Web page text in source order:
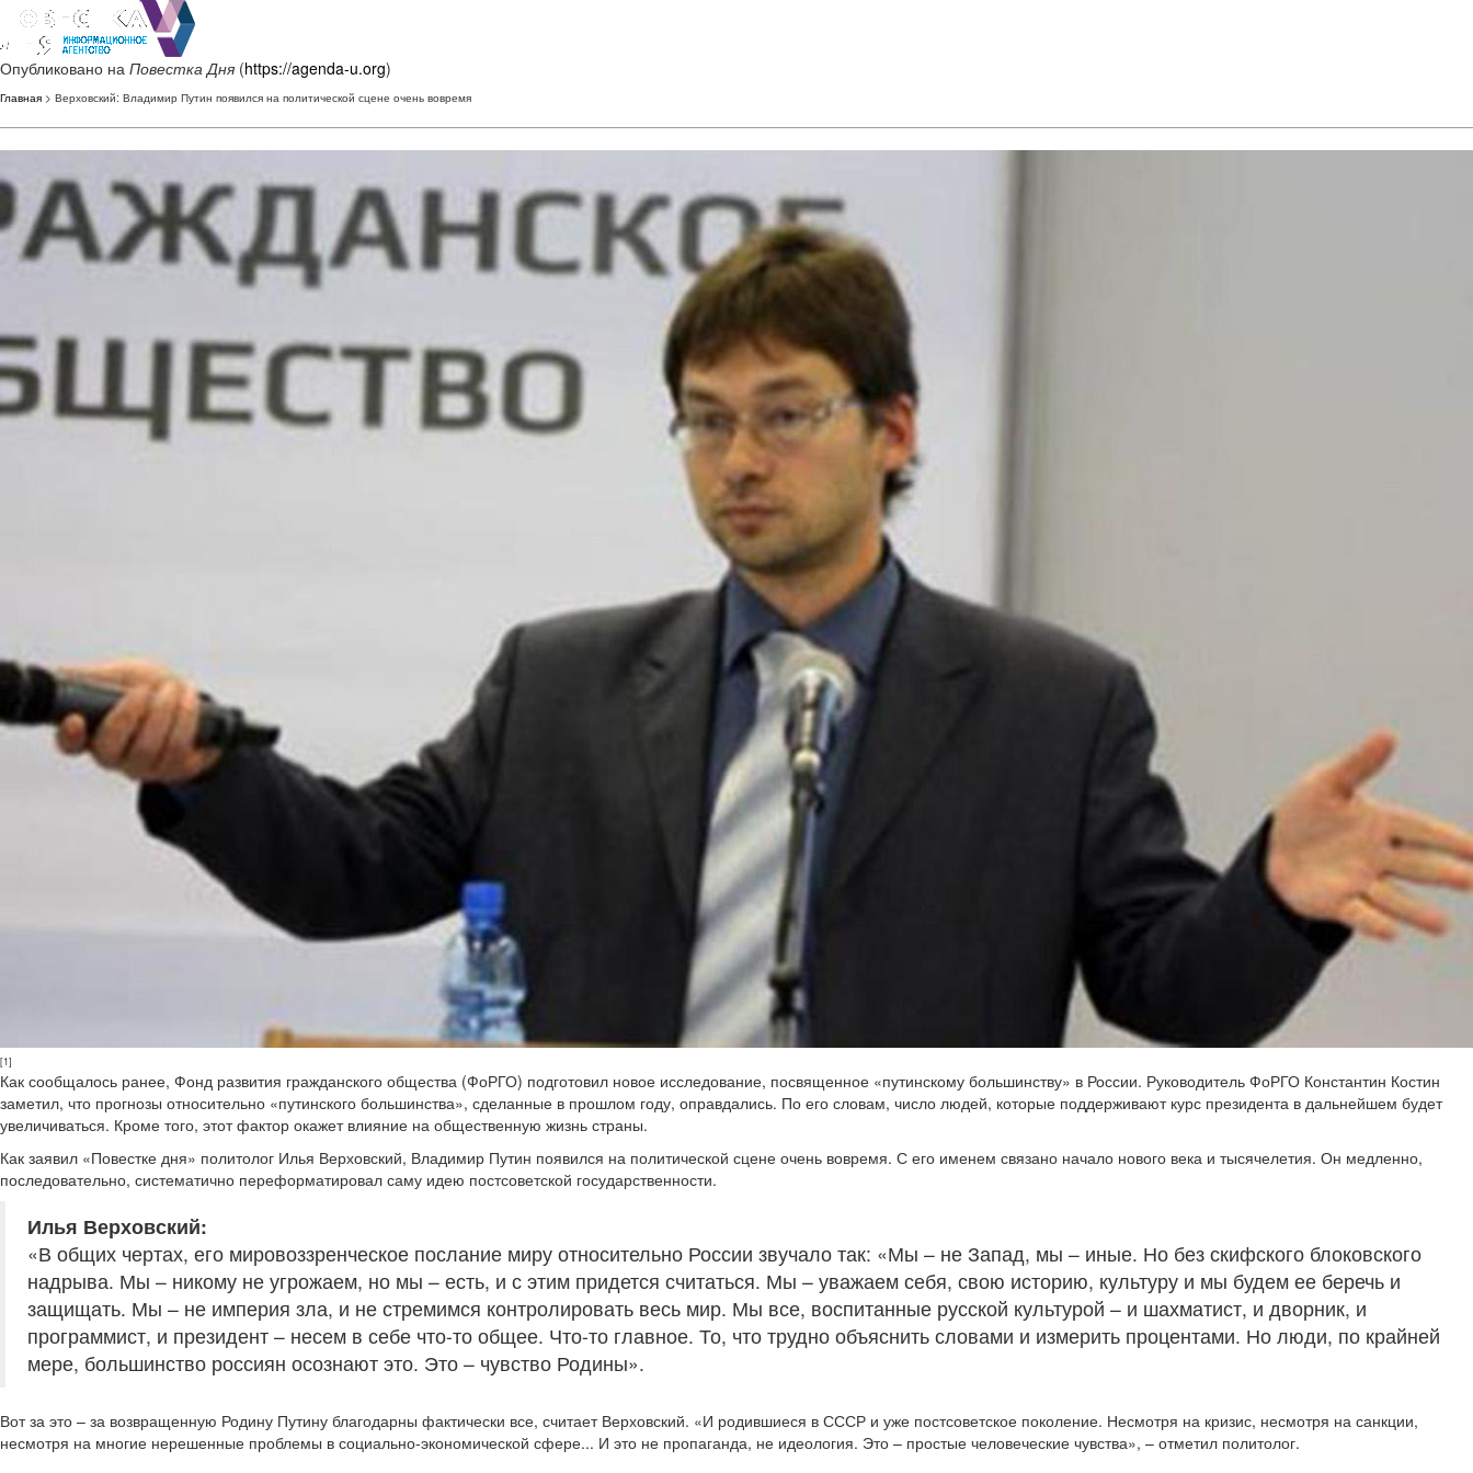
Опубликовано на Повестка Дня (https://agenda-u.org)
Главная > Верховский: Владимир Путин появился на политической сцене очень вовремя
[1]
Как сообщалось ранее, Фонд развития гражданского общества (ФоРГО) подготовил новое исследование, посвященное «путинскому большинству» в России. Руководитель ФоРГО Константин Костин
заметил, что прогнозы относительно «путинского большинства», сделанные в прошлом году, оправдались. По его словам, число людей, которые поддерживают курс президента в дальнейшем будет
увеличиваться. Кроме того, этот фактор окажет влияние на общественную жизнь страны.
Как заявил «Повестке дня» политолог Илья Верховский, Владимир Путин появился на политической сцене очень вовремя. С его именем связано начало нового века и тысячелетия. Он медленно,
последовательно, систематично переформатировал саму идею постсоветской государственности.
Илья Верховский:
«В общих чертах, его мировоззренческое послание миру относительно России звучало так: «Мы – не Запад, мы – иные. Но без скифского блоковского
надрыва. Мы – никому не угрожаем, но мы – есть, и с этим придется считаться. Мы – уважаем себя, свою историю, культуру и мы будем ее беречь и
защищать. Мы – не империя зла, и не стремимся контролировать весь мир. Мы все, воспитанные русской культурой – и шахматист, и дворник, и
программист, и президент – несем в себе что-то общее. Что-то главное. То, что трудно объяснить словами и измерить процентами. Но люди, по крайней
мере, большинство россиян осознают это. Это – чувство Родины».
Вот за это – за возвращенную Родину Путину благодарны фактически все, считает Верховский. «И родившиеся в СССР и уже постсоветское поколение. Несмотря на кризис, несмотря на санкции,
несмотря на многие нерешенные проблемы в социально-экономической сфере... И это не пропаганда, не идеология. Это – простые человеческие чувства», – отметил политолог.